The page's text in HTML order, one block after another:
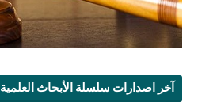
آخر اصدارات سلسلة الأبحاث العلمية